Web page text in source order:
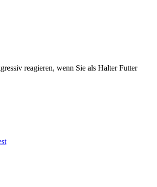
reagieren, wenn Sie als Halter Futter